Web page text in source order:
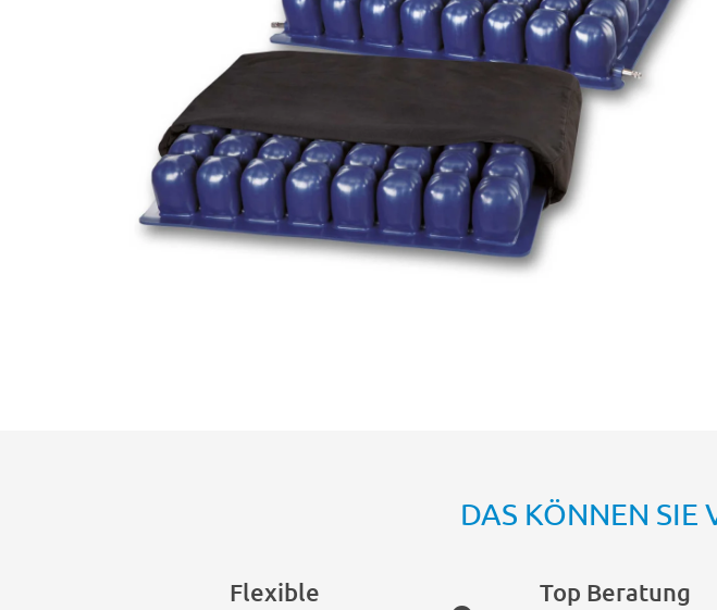
DAS KÖNNEN SIE
Flexible
Top Beratung